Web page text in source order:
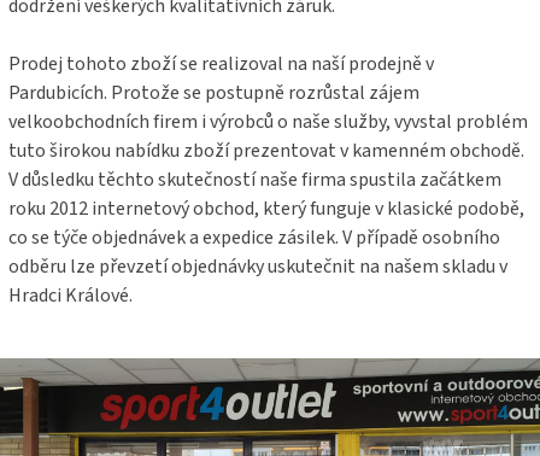
dodržení veškerých kvalitativních záruk.
Prodej tohoto zboží se realizoval na naší prodejně v
Pardubicích. Protože se postupně rozrůstal zájem
velkoobchodních firem i výrobců o naše služby, vyvstal problém
tuto širokou nabídku zboží prezentovat v kamenném obchodě.
V důsledku těchto skutečností naše firma spustila začátkem
roku 2012 internetový obchod, který funguje v klasické podobě,
co se týče objednávek a expedice zásilek. V případě osobního
odběru lze převzetí objednávky uskutečnit na našem skladu v
Hradci Králové.